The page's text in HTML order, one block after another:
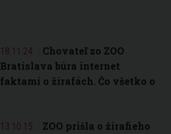
18.11.24.
Chovateľ zo ZOO
Bratislava búra internet
faktami o žirafách. Čo všetko o
13.10.15.
ZOO prišla o žirafieho